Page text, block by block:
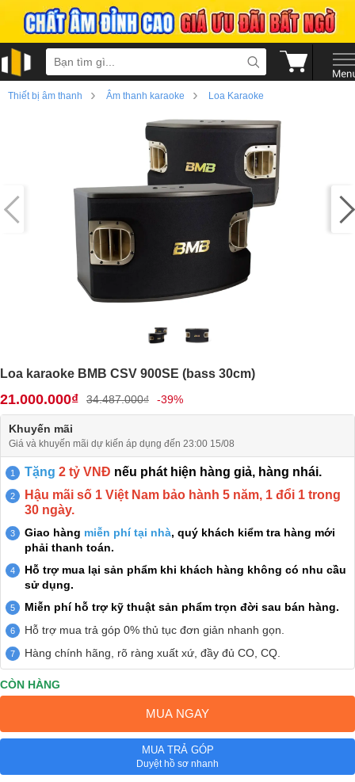
Thiết bị âm thanh › Âm thanh karaoke › Loa Karaoke
Loa karaoke BMB CSV 900SE (bass 30cm)
21.000.000₫ 34.487.000₫ -39%
Khuyến mãi
Giá và khuyến mãi dự kiến áp dụng đến 23:00 15/08
Tặng 2 tỷ VNĐ nếu phát hiện hàng giả, hàng nhái.
Hậu mãi số 1 Việt Nam bảo hành 5 năm, 1 đổi 1 trong
30 ngày.
Giao hàng miễn phí tại nhà, quý khách kiểm tra hàng mới
phải thanh toán.
Hỗ trợ mua lại sản phẩm khi khách hàng không có nhu cầu
sử dụng.
Miễn phí hỗ trợ kỹ thuật sản phẩm trọn đời sau bán hàng.
Hỗ trợ mua trả góp 0% thủ tục đơn giản nhanh gọn.
Hàng chính hãng, rõ ràng xuất xứ, đầy đủ CO, CQ.
CÒN HÀNG
MUA NGAY
MUA TRẢ GÓP
Duyệt hồ sơ nhanh